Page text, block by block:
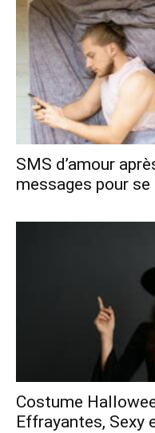
SMS d’amour
messages pour
Costume
Effrayantes, Sexy